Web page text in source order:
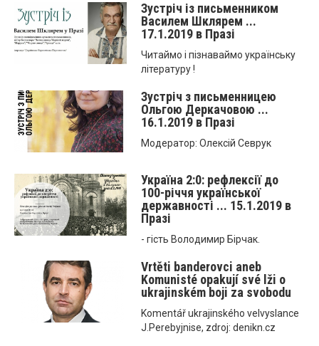
Зустріч із письменником
Василем Шклярем ...
17.1.2019 в Празі
Читаймо і пізнаваймо українську
літературу !
Зустріч з письменницею
Ольгою Деркачовою ...
16.1.2019 в Празі
Модератор: Олексій Севрук
Україна 2:0: рефлексії до
100-річчя української
державності ... 15.1.2019 в
Празі
- гість Володимир Бірчак.
Vrtěti banderovci aneb
Komunisté opakují své lži o
ukrajinském boji za svobodu
Komentář ukrajinského velvyslance
J.Perebyjnise, zdroj: denikn.cz